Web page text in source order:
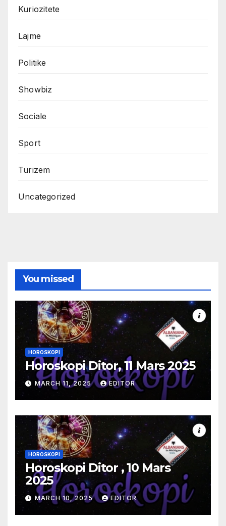
Kuriozitete
Lajme
Politike
Showbiz
Sociale
Sport
Turizem
Uncategorized
You missed
HOROSKOPI
Horoskopi Ditor, 11 Mars 2025
MARCH 11, 2025 EDITOR
HOROSKOPI
Horoskopi Ditor , 10 Mars
2025
MARCH 10, 2025 EDITOR